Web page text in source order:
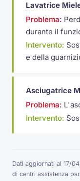
Lavatrice
Problema:
durante il
Intervento:
e della
Asciugatrice
Problema:
Intervento:
Dati aggiornati al 17/
di centri assistenza